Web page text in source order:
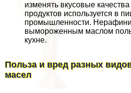
изменять вкусовые
продуктов используется в
промышленности.
вымороженным маслом
кухне.
Польза и вред разных
масел